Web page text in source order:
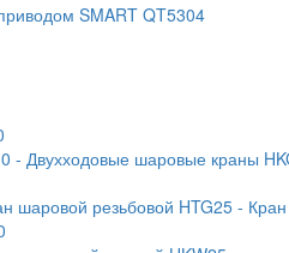
SMART QT5304
- Двухходовые шаровые краны
шаровой резьбовой HTG25 -